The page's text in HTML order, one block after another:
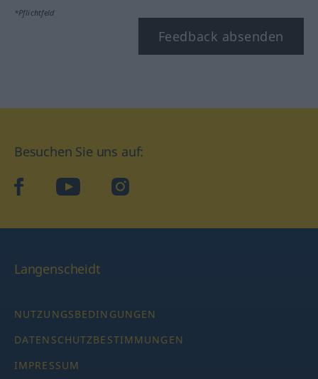
*Pflichtfeld
Feedback absenden
Besuchen Sie uns auf:
facebookYouTube Instagram
Langenscheidt
NUTZUNGSBEDINGUNGEN
DATENSCHUTZBESTIMMUNGEN
IMPRESSUM